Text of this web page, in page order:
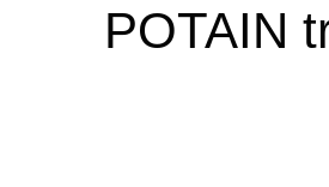
POTAIN